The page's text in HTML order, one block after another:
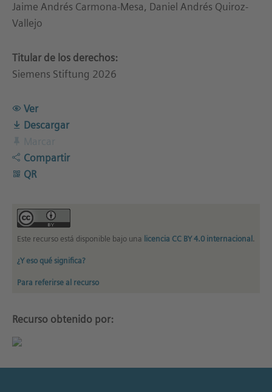
Jaime Andrés Carmona-Mesa, Daniel Andrés Quiroz-
Vallejo
Titular de los derechos:
Siemens Stiftung 2026
Ver
Descargar
Compartir
QR
Este recurso está disponible bajo una licencia CC BY 4.0 internacional .
¿Y eso qué significa?
Para referirse al recurso
Recurso obtenido por: